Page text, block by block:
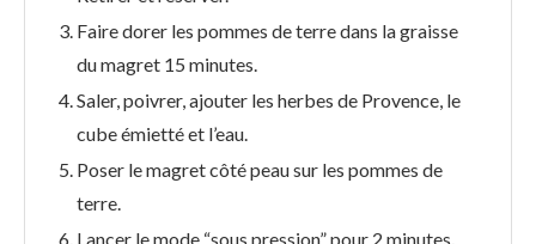
Faire dorer les pommes de terre dans la graisse
du magret 15 minutes.
Saler, poivrer, ajouter les herbes de Provence, le
cube émietté et l’eau.
Poser le magret côté peau sur les pommes de
terre.
Lancer le mode “sous pression” pour 2 minutes.